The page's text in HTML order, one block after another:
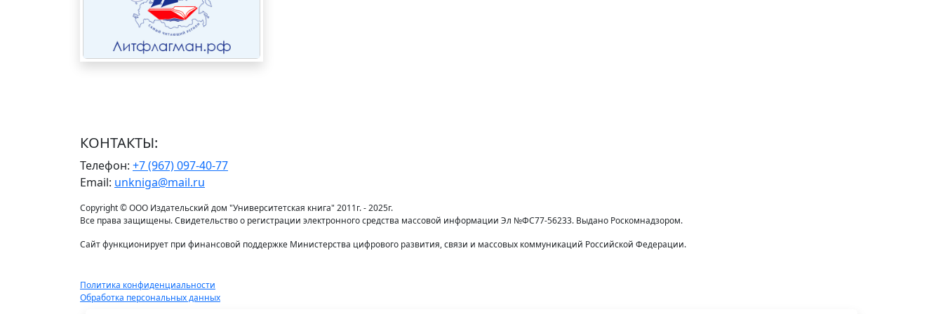
КОНТАКТЫ:
Телефон: +7 (967) 097-40-77
Email: unkniga@mail.ru
Copyright © ООО Издательский дом "Университетская книга" 2011г. - 2025г.
Все права защищены. Свидетельство о регистрации электронного средства массовой информации Эл №ФС77-56233. Выдано Роскомнадзором.
Сайт функционирует при финансовой поддержке Министерства цифрового развития, связи и массовых коммуникаций Российской Федерации.
Политика конфиденциальности
Обработка персональных данных